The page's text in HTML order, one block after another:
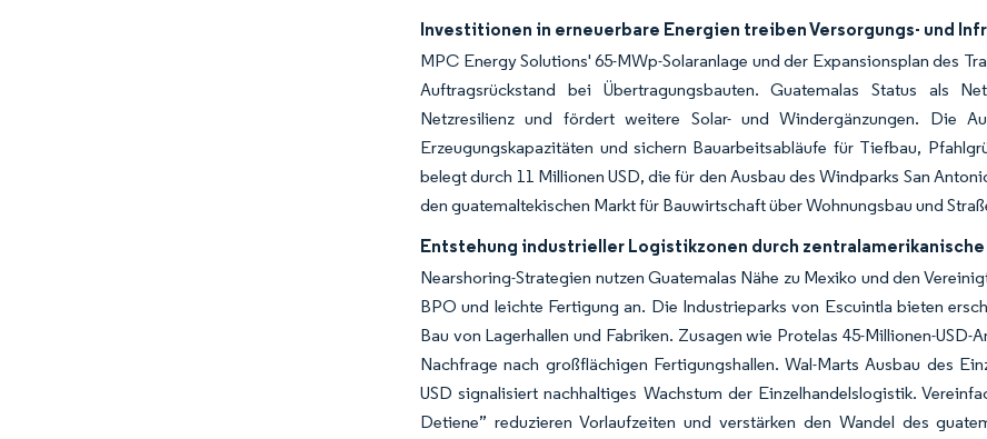
Investitionen in erneuerbare Energien treiben Versorgungs- und
MPC Energy Solutions' 65-MWp-Solaranlage und der Expansionsplan des
Auftragsrückstand bei Übertragungsbauten. Guatemalas Status als
Netzresilienz und fördert weitere Solar- und Windergänzungen. Die
Erzeugungskapazitäten und sichern Bauarbeitsabläufe für Tiefbau,
belegt durch 11 Millionen USD, die für den Ausbau des Windparks San
den guatemaltekischen Markt für Bauwirtschaft über Wohnungsbau und
Entstehung industrieller Logistikzonen durch
Nearshoring-Strategien nutzen Guatemalas Nähe zu Mexiko und den
BPO und leichte Fertigung an. Die Industrieparks von Escuintla bieten
Bau von Lagerhallen und Fabriken. Zusagen wie Protelas 45-Millionen-
Nachfrage nach großflächigen Fertigungshallen. Wal-Marts Ausbau des
USD signalisiert nachhaltiges Wachstum der Einzelhandelslogistik.
Detiene” reduzieren Vorlaufzeiten und verstärken den Wandel des